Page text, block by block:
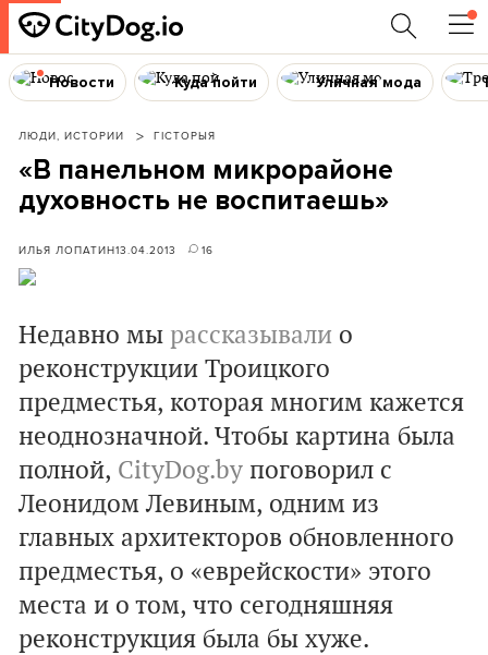
Новости Куда пойти Уличная мода
ЛЮДИ, ИСТОРИИ ГІСТОРЫЯ
«В панельном микрорайоне
духовность не воспитаешь»
ИЛЬЯ ЛОПАТИН13.04.2013 16
Недавно мы рассказывали о
реконструкции Троицкого
предместья, которая многим кажется
неоднозначной. Чтобы картина была
полной, CityDog.by поговорил с
Леонидом Левиным, одним из
главных архитекторов обновленного
предместья, о «еврейскости» этого
места и о том, что сегодняшняя
реконструкция была бы хуже.